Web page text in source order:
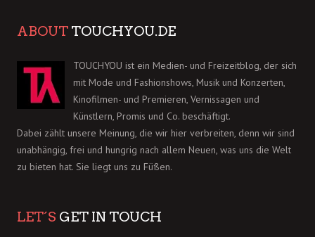
ABOUT TOUCHYOU.DE
TOUCHYOU ist ein Medien- und Freizeitblog, der sich
mit Mode und Fashionshows, Musik und Konzerten,
Kinofilmen- und Premieren, Vernissagen und
Künstlern, Promis und Co. beschäftigt.
Dabei zählt unsere Meinung, die wir hier verbreiten, denn wir sind
unabhängig, frei und hungrig nach allem Neuen, was uns die Welt
zu bieten hat. Sie liegt uns zu Füßen.
LET´S GET IN TOUCH